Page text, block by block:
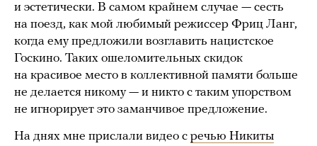
и эстетически. В самом крайнем случае — сесть
на поезд, как мой любимый режиссер Фриц Ланг,
когда ему предложили возглавить нацистское
Госкино. Таких ошеломительных скидок
на красивое место в коллективной памяти больше
не делается никому — и никто с таким упорством
не игнорирует это заманчивое предложение.
На днях мне прислали видео с речью Никиты